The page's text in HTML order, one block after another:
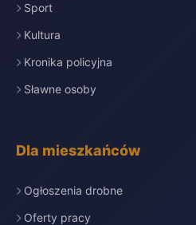
Sport
Kultura
Kronika policyjna
Sławne osoby
Dla mieszkańców
Ogłoszenia drobne
Oferty pracy